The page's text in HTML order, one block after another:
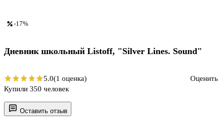
Оставить отзыв
-17%
Дневник школьный Listoff, "Silver Lines. Sound"
5.0(1 оценка)
Оценить
Купили 350 человек